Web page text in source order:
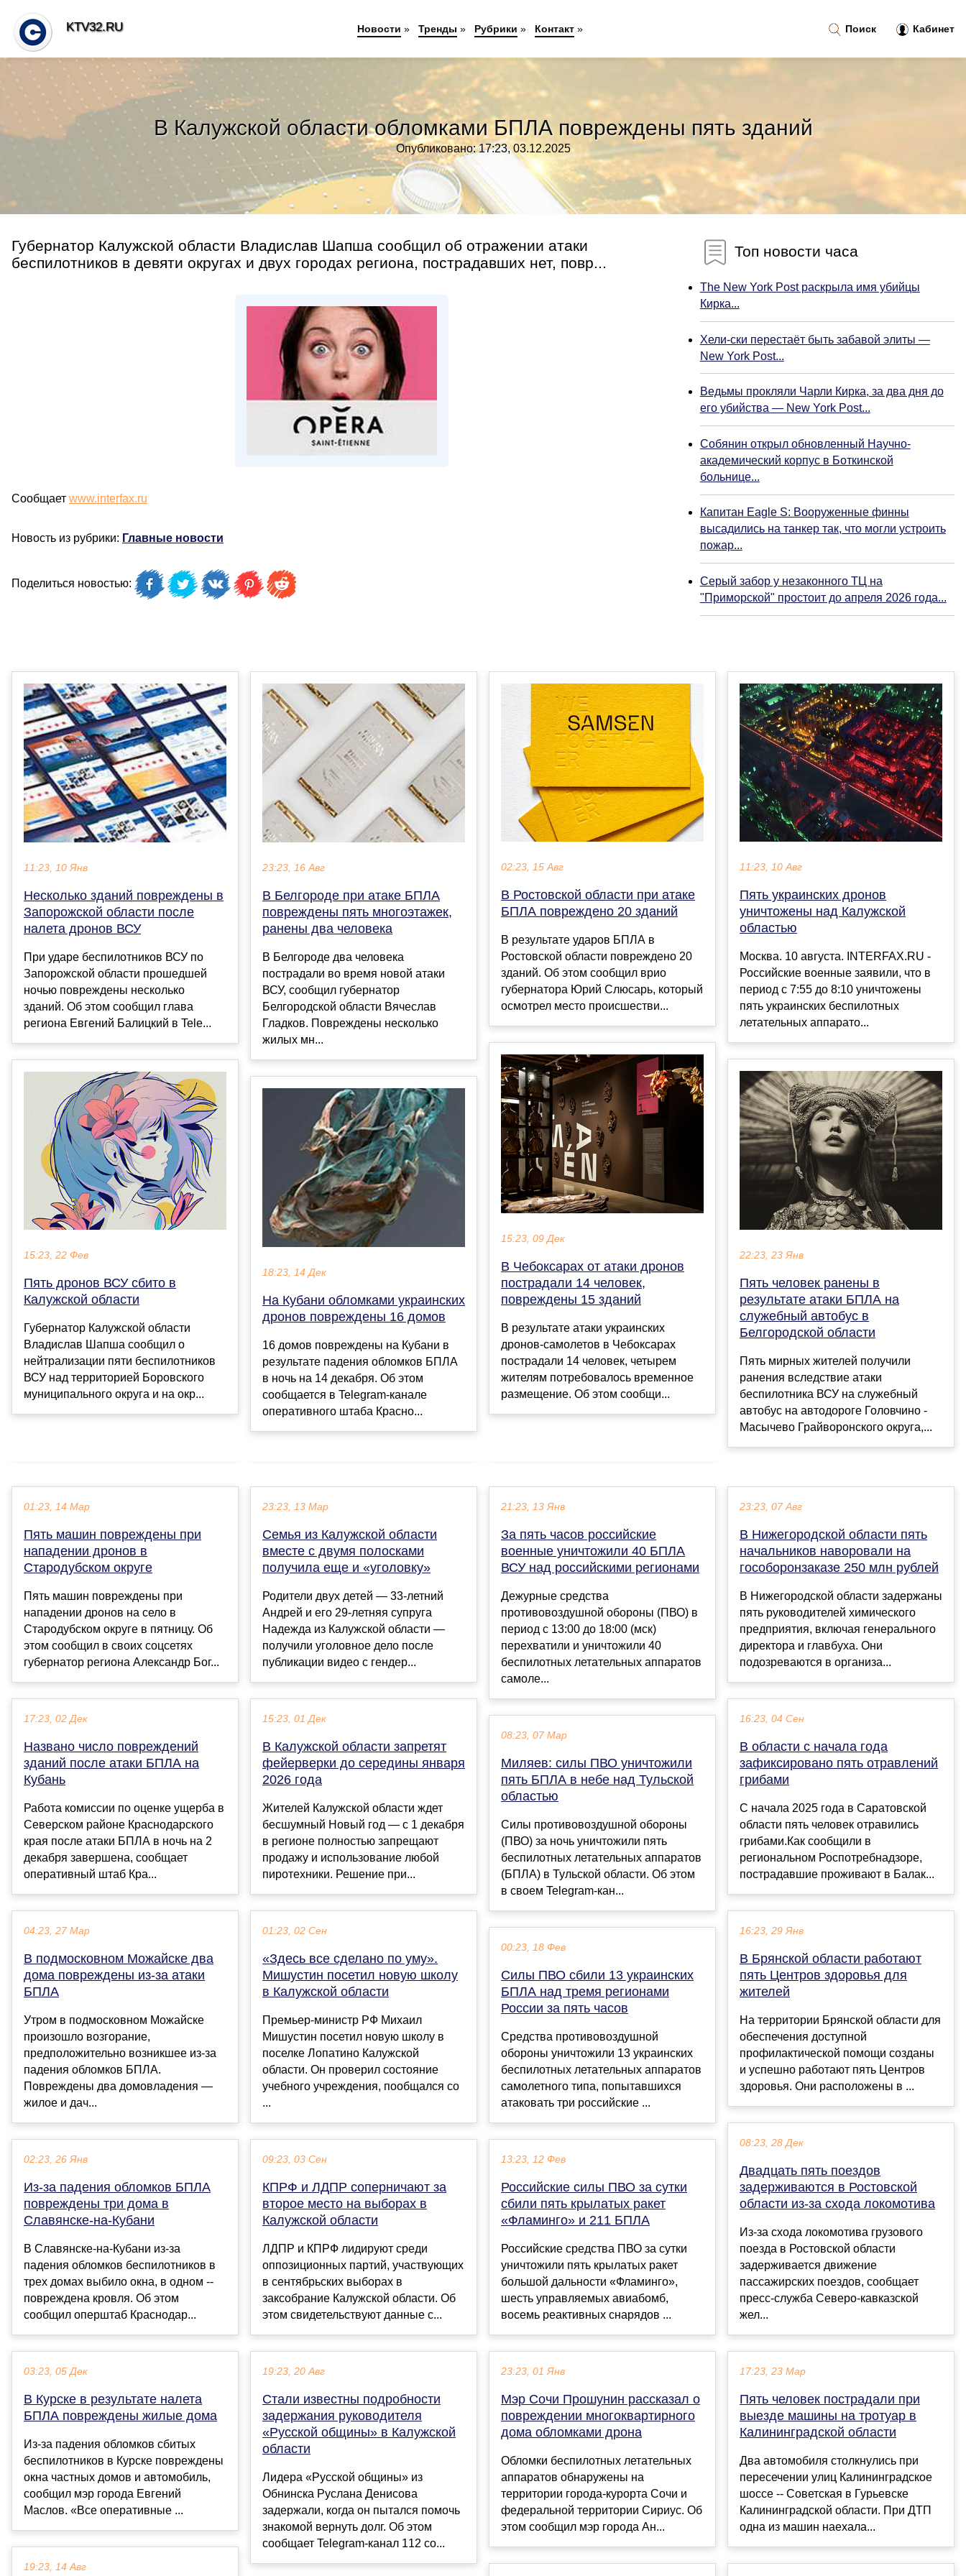
В Калужской области обломками БПЛА повреждены пять зданий
Опубликовано: 17:23, 03.12.2025
Губернатор Калужской области Владислав Шапша сообщил об отражении атаки
беспилотников в девяти округах и двух городах региона, пострадавших нет, повр...
Сообщает www.interfax.ru
Новость из рубрики: Главные новости
Поделиться новостью:
Топ новости часа
The New York Post раскрыла имя убийцы
Кирка...
Хели-ски перестаёт быть забавой элиты —
New York Post...
Ведьмы прокляли Чарли Кирка, за два дня до
его убийства — New York Post...
Собянин открыл обновленный Научно-
академический корпус в Боткинской
больнице...
Капитан Eagle S: Вооруженные финны
высадились на танкер так, что могли устроить
пожар...
Серый забор у незаконного ТЦ на
"Приморской" простоит до апреля 2026 года...
11:23, 10 Янв
Несколько зданий повреждены в
Запорожской области после
налета дронов ВСУ
При ударе беспилотников ВСУ по
Запорожской области прошедшей
ночью повреждены несколько
зданий. Об этом сообщил глава
региона Евгений Балицкий в Tele...
15:23, 22 Фев
Пять дронов ВСУ сбито в
Калужской области
Губернатор Калужской области
Владислав Шапша сообщил о
нейтрализации пяти беспилотников
ВСУ над территорией Боровского
муниципального округа и на окр...
23:23, 16 Авг
В Белгороде при атаке БПЛА
повреждены пять многоэтажек,
ранены два человека
В Белгороде два человека
пострадали во время новой атаки
ВСУ, сообщил губернатор
Белгородской области Вячеслав
Гладков. Повреждены несколько
жилых мн...
18:23, 14 Дек
На Кубани обломками украинских
дронов повреждены 16 домов
16 домов повреждены на Кубани в
результате падения обломков БПЛА
в ночь на 14 декабря. Об этом
сообщается в Telegram-канале
оперативного штаба Красно...
02:23, 15 Авг
В Ростовской области при атаке
БПЛА повреждено 20 зданий
В результате ударов БПЛА в
Ростовской области повреждено 20
зданий. Об этом сообщил врио
губернатора Юрий Слюсарь, который
осмотрел место происшестви...
15:23, 09 Дек
В Чебоксарах от атаки дронов
пострадали 14 человек,
повреждены 15 зданий
В результате атаки украинских
дронов-самолетов в Чебоксарах
пострадали 14 человек, четырем
жителям потребовалось временное
размещение. Об этом сообщи...
11:23, 10 Авг
Пять украинских дронов
уничтожены над Калужской
областью
Москва. 10 августа. INTERFAX.RU -
Российские военные заявили, что в
период с 7:55 до 8:10 уничтожены
пять украинских беспилотных
летательных аппарато...
22:23, 23 Янв
Пять человек ранены в
результате атаки БПЛА на
служебный автобус в
Белгородской области
Пять мирных жителей получили
ранения вследствие атаки
беспилотника ВСУ на служебный
автобус на автодороге Головчино -
Масычево Грайворонского округа,...
01:23, 14 Мар
Пять машин повреждены при
нападении дронов в
Стародубском округе
Пять машин повреждены при
нападении дронов на село в
Стародубском округе в пятницу. Об
этом сообщил в своих соцсетях
губернатор региона Александр Бог...
17:23, 02 Дек
Названо число повреждений
зданий после атаки БПЛА на
Кубань
Работа комиссии по оценке ущерба в
Северском районе Краснодарского
края после атаки БПЛА в ночь на 2
декабря завершена, сообщает
оперативный штаб Кра...
04:23, 27 Мар
В подмосковном Можайске два
дома повреждены из-за атаки
БПЛА
Утром в подмосковном Можайске
произошло возгорание,
предположительно возникшее из-за
падения обломков БПЛА.
Повреждены два домовладения —
жилое и дач...
02:23, 26 Янв
Из-за падения обломков БПЛА
повреждены три дома в
Славянске-на-Кубани
В Славянске-на-Кубани из-за
падения обломков беспилотников в
трех домах выбило окна, в одном --
повреждена кровля. Об этом
сообщил оперштаб Краснодар...
03:23, 05 Дек
В Курске в результате налета
БПЛА повреждены жилые дома
Из-за падения обломков сбитых
беспилотников в Курске повреждены
окна частных домов и автомобиль,
сообщил мэр города Евгений
Маслов. «Все оперативные ...
19:23, 14 Авг
23:23, 13 Мар
Семья из Калужской области
вместе с двумя полосками
получила еще и «уголовку»
Родители двух детей — 33-летний
Андрей и его 29-летняя супруга
Надежда из Калужской области —
получили уголовное дело после
публикации видео с гендер...
15:23, 01 Дек
В Калужской области запретят
фейерверки до середины января
2026 года
Жителей Калужской области ждет
бесшумный Новый год — с 1 декабря
в регионе полностью запрещают
продажу и использование любой
пиротехники. Решение при...
01:23, 02 Сен
«Здесь все сделано по уму».
Мишустин посетил новую школу
в Калужской области
Премьер-министр РФ Михаил
Мишустин посетил новую школу в
поселке Лопатино Калужской
области. Он проверил состояние
учебного учреждения, пообщался со
...
09:23, 03 Сен
КПРФ и ЛДПР соперничают за
второе место на выборах в
Калужской области
ЛДПР и КПРФ лидируют среди
оппозиционных партий, участвующих
в сентябрьских выборах в
заксобрание Калужской области. Об
этом свидетельствуют данные с...
19:23, 20 Авг
Стали известны подробности
задержания руководителя
«Русской общины» в Калужской
области
Лидера «Русской общины» из
Обнинска Руслана Денисова
задержали, когда он пытался помочь
знакомой вернуть долг. Об этом
сообщает Telegram-канал 112 со...
21:23, 13 Янв
За пять часов российские
военные уничтожили 40 БПЛА
ВСУ над российскими регионами
Дежурные средства
противовоздушной обороны (ПВО) в
период с 13:00 до 18:00 (мск)
перехватили и уничтожили 40
беспилотных летательных аппаратов
самоле...
08:23, 07 Мар
Миляев: силы ПВО уничтожили
пять БПЛА в небе над Тульской
областью
Силы противовоздушной обороны
(ПВО) за ночь уничтожили пять
беспилотных летательных аппаратов
(БПЛА) в Тульской области. Об этом
в своем Telegram-кан...
00:23, 18 Фев
Силы ПВО сбили 13 украинских
БПЛА над тремя регионами
России за пять часов
Средства противовоздушной
обороны уничтожили 13 украинских
беспилотных летательных аппаратов
самолетного типа, попытавшихся
атаковать три российские ...
13:23, 12 Фев
Российские силы ПВО за сутки
сбили пять крылатых ракет
«Фламинго» и 211 БПЛА
Российские средства ПВО за сутки
уничтожили пять крылатых ракет
большой дальности «Фламинго»,
шесть управляемых авиабомб,
восемь реактивных снарядов ...
23:23, 01 Янв
Мэр Сочи Прошунин рассказал о
повреждении многоквартирного
дома обломками дрона
Обломки беспилотных летательных
аппаратов обнаружены на
территории города-курорта Сочи и
федеральной территории Сириус. Об
этом сообщил мэр города Ан...
23:23, 07 Авг
В Нижегородской области пять
начальников наворовали на
гособоронзаказе 250 млн рублей
В Нижегородской области задержаны
пять руководителей химического
предприятия, включая генерального
директора и главбуха. Они
подозреваются в организа...
16:23, 04 Сен
В области с начала года
зафиксировано пять отравлений
грибами
С начала 2025 года в Саратовской
области пять человек отравились
грибами.Как сообщили в
региональном Роспотребнадзоре,
пострадавшие проживают в Балак...
16:23, 29 Янв
В Брянской области работают
пять Центров здоровья для
жителей
На территории Брянской области для
обеспечения доступной
профилактической помощи созданы
и успешно работают пять Центров
здоровья. Они расположены в ...
08:23, 28 Дек
Двадцать пять поездов
задерживаются в Ростовской
области из-за схода локомотива
Из-за схода локомотива грузового
поезда в Ростовской области
задерживается движение
пассажирских поездов, сообщает
пресс-служба Северо-кавказской
жел...
17:23, 23 Мар
Пять человек пострадали при
выезде машины на тротуар в
Калининградской области
Два автомобиля столкнулись при
пересечении улиц Калининградское
шоссе -- Советская в Гурьевске
Калининградской области. При ДТП
одна из машин наехала...
Поиск Кабинет
KTV32.RU Новости » Тренды » Рубрики » Контакт»